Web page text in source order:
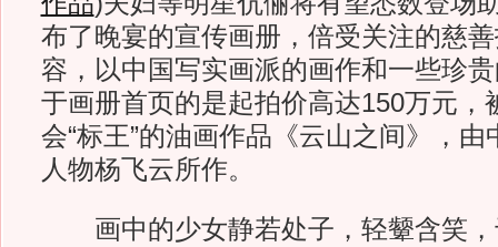
布了晚宴的宣传画册，倍受关注的慈
容，以中国写实画派的画作和一些珍
于画册首页的是起拍价高达150万元，
会“标王”的油画作品《云山之间》，
人物杨飞云所作。
画中的少女静若处子，轻颦含笑，